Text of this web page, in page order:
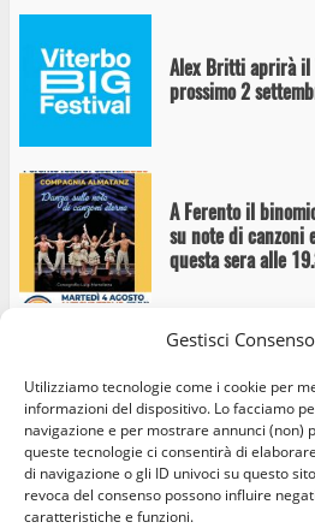
Gestisci
Utilizziamo tecnologie come i cookie per
informazioni del dispositivo. Lo facciamo
navigazione e per mostrare annunci (non)
queste tecnologie ci consentirà di
di navigazione o gli ID univoci su questo
revoca del consenso possono influire
caratteristiche e funzioni.
Alex Britti aprirà il
prossimo 2
A Ferento il
su note di canzoni
questa sera alle
Ferento Teatro